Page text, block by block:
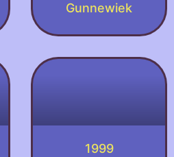
Gunnewiek
1999